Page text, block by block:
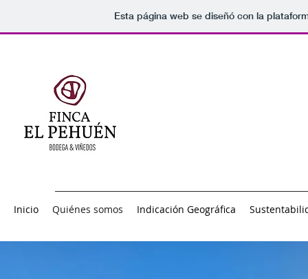
Esta página web se diseñó con la
Inicio Quiénes somos Indicación Geográfica